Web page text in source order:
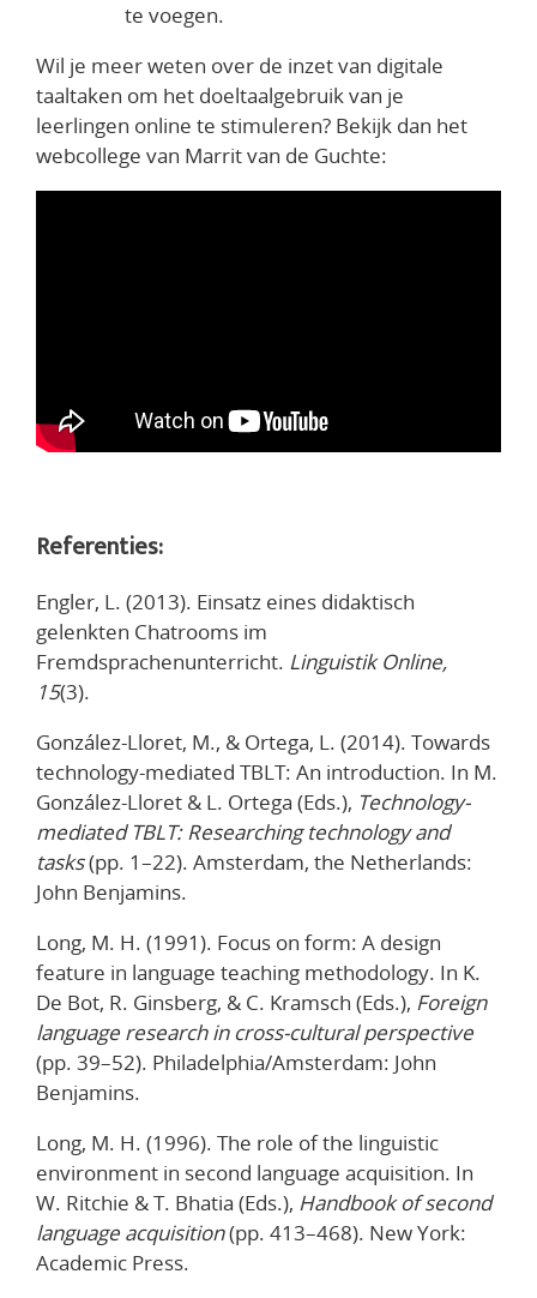
te voegen.
Wil je meer weten over de inzet van digitale
taaltaken om het doeltaalgebruik van je
leerlingen online te stimuleren? Bekijk dan het
webcollege van Marrit van de Guchte:
Referenties:
Engler, L. (2013). Einsatz eines didaktisch
gelenkten Chatrooms im
Fremdsprachenunterricht. Linguistik Online,
15(3).
González-Lloret, M., & Ortega, L. (2014). Towards
technology-mediated TBLT: An introduction. In M.
González-Lloret & L. Ortega (Eds.), Technology-
mediated TBLT: Researching technology and
tasks(pp. 1–22). Amsterdam, the Netherlands:
John Benjamins.
Long, M. H. (1991). Focus on form: A design
feature in language teaching methodology. In K.
De Bot, R. Ginsberg, & C. Kramsch (Eds.), Foreign
language research in cross-cultural perspective
(pp. 39–52). Philadelphia/Amsterdam: John
Benjamins.
Long, M. H. (1996). The role of the linguistic
environment in second language acquisition. In
W. Ritchie & T. Bhatia (Eds.), Handbook of second
language acquisition(pp. 413–468). New York:
Academic Press.